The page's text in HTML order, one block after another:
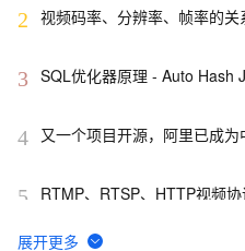
2 视频码率、分辨率、帧率的关
3 SQL优化器原理 - Auto Hash
4 又一个项目开源，阿里已成为
5
RTMP、RTSP、HTTP视频